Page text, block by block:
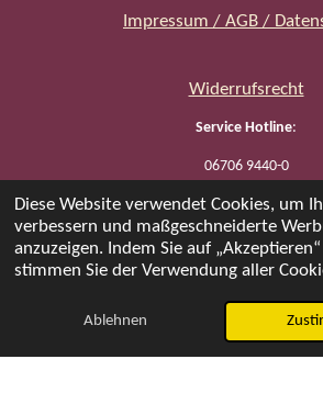
Diese Website verwendet Cookies, um
verbessern und maßgeschneiderte
anzuzeigen. Indem Sie auf
stimmen Sie der Verwendung aller
Ablehnen
Impressum / AGB /
Widerrufsrecht
Service Hotline:
06706 9440-0
Öffnungszeiten:
Mo, Di, Do 08:00 - 17:00 / Fr 08:00 -
© 2023 tozishop | Alle Preise inklusive
Mehrwertsteuer zzgl. Versandkosten.
liefern wir
E-Mail Karte